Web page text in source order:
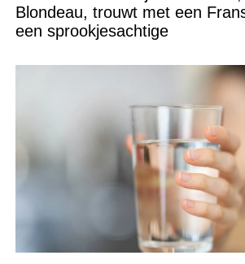
Blondeau, trouwt met een
een sprookjesachtige